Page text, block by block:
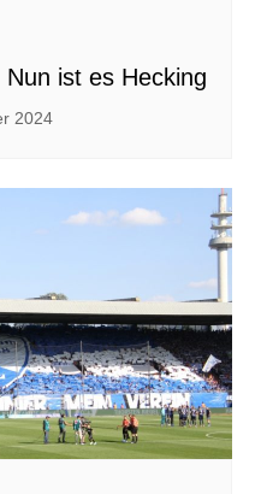
ist es Hecking
2024